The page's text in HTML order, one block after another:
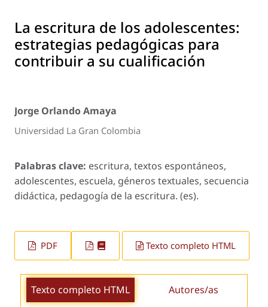
La escritura de los adolescentes:
estrategias pedagógicas para
contribuir a su cualificación
Jorge Orlando Amaya
Universidad La Gran Colombia
Palabras clave: escritura, textos espontáneos,
adolescentes, escuela, géneros textuales, secuencia
didáctica, pedagogía de la escritura. (es).
PDF Texto completo HTML
Texto completo HTML Autores/as